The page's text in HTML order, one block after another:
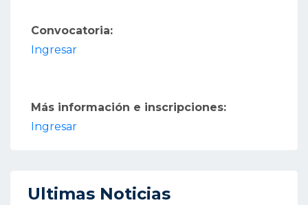
Convocatoria:
Ingresar
Más información e inscripciones:
Ingresar
Ultimas Noticias